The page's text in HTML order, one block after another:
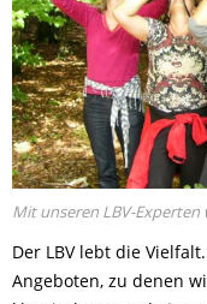
Mit unseren LBV-
Der LBV lebt die
Angeboten, zu denen